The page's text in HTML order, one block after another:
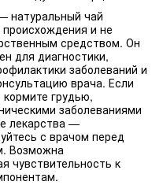
натуральный чай
происхождения и не
средством. Он
для диагностики,
заболеваний и
врача. Если
грудью,
заболеваниями
лекарства —
с врачом перед
Возможна
чувствительность к